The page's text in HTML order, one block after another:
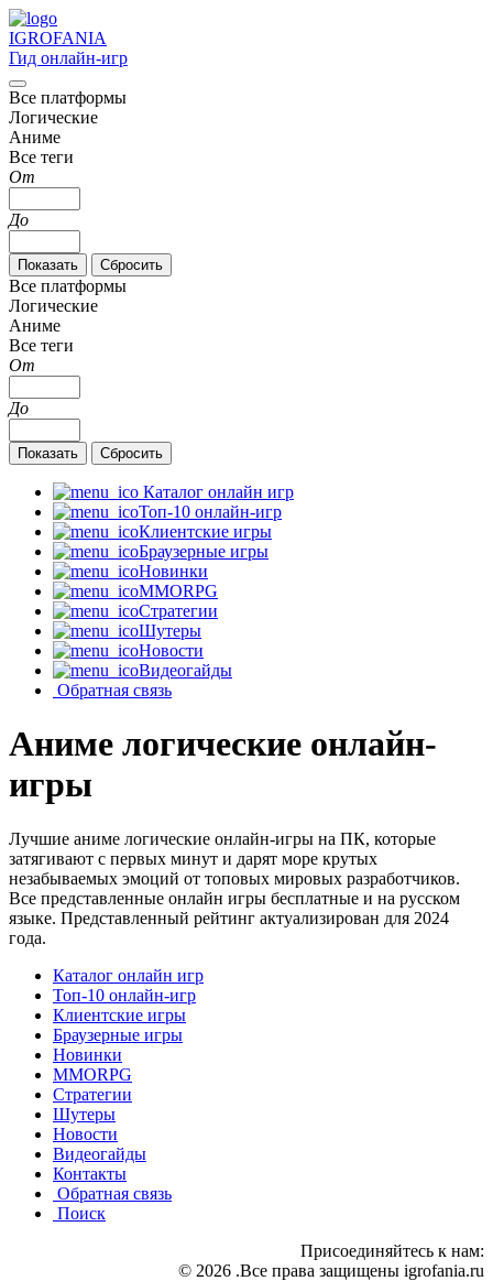
IGROFANIA
Гид онлайн-игр
Все платформы
Логические
Аниме
Все теги
От
До
Все платформы
Логические
Аниме
Все теги
От
До
Каталог онлайн игр
Топ-10 онлайн-игр
Клиентские игры
Браузерные игры
Новинки
MMORPG
Стратегии
Шутеры
Новости
Видеогайды
Обратная связь
Аниме логические онлайн-
игры
Лучшие аниме логические онлайн-игры на ПК, которые
затягивают с первых минут и дарят море крутых
незабываемых эмоций от топовых мировых разработчиков.
Все представленные онлайн игры бесплатные и на русском
языке. Представленный рейтинг актуализирован для 2024
года.
Каталог онлайн игр
Топ-10 онлайн-игр
Клиентские игры
Браузерные игры
Новинки
MMORPG
Стратегии
Шутеры
Новости
Видеогайды
Контакты
Обратная связь
Поиск
Присоединяйтесь к нам:
© 2026 .Все права защищены igrofania.ru